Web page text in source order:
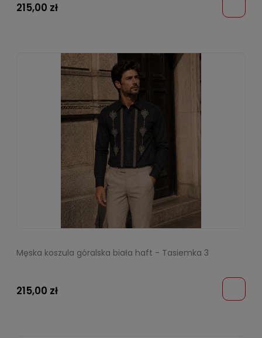
215,00 zł
Męska koszula góralska biała haft - Tasiemka 3
215,00 zł